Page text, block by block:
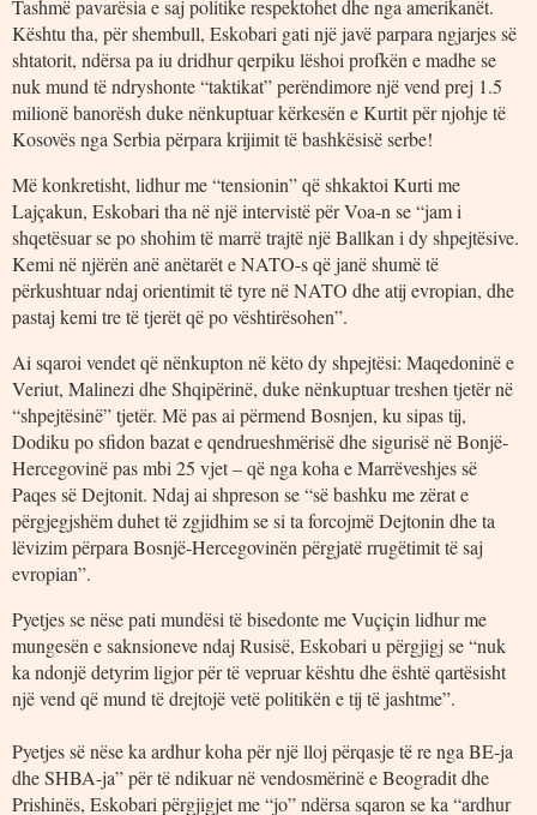
Tashmë pavarësia e saj politike respektohet dhe nga amerikanët.
Kështu tha, për shembull, Eskobari gati një javë parpara ngjarjes së
shtatorit, ndërsa pa iu dridhur qerpiku lëshoi profkën e madhe se
nuk mund të ndryshonte “taktikat” perëndimore një vend prej 1.5
milionë banorësh duke nënkuptuar kërkesën e Kurtit për njohje të
Kosovës nga Serbia përpara krijimit të bashkësisë serbe!
Më konkretisht, lidhur me “tensionin” që shkaktoi Kurti me
Lajçakun, Eskobari tha në një intervistë për Voa-n se “jam i
shqetësuar se po shohim të marrë trajtë një Ballkan i dy shpejtësive.
Kemi në njërën anë anëtarët e NATO-s që janë shumë të
përkushtuar ndaj orientimit të tyre në NATO dhe atij evropian, dhe
pastaj kemi tre të tjerët që po vështirësohen”.
Ai sqaroi vendet që nënkupton në këto dy shpejtësi: Maqedoninë e
Veriut, Malinezi dhe Shqipërinë, duke nënkuptuar treshen tjetër në
“shpejtësinë” tjetër. Më pas ai përmend Bosnjen, ku sipas tij,
Dodiku po sfidon bazat e qendrueshmërisë dhe sigurisë në Bonjë-
Hercegovinë pas mbi 25 vjet – që nga koha e Marrëveshjes së
Paqes së Dejtonit. Ndaj ai shpreson se “së bashku me zërat e
përgjegjshëm duhet të zgjidhim se si ta forcojmë Dejtonin dhe ta
lëvizim përpara Bosnjë-Hercegovinën përgjatë rrugëtimit të saj
evropian”.
Pyetjes se nëse pati mundësi të bisedonte me Vuçiçin lidhur me
mungesën e saknsioneve ndaj Rusisë, Eskobari u përgjigj se “nuk
ka ndonjë detyrim ligjor për të vepruar kështu dhe është qartësisht
një vend që mund të drejtojë vetë politikën e tij të jashtme”.
Pyetjes së nëse ka ardhur koha për një lloj përqasje të re nga BE-ja
dhe SHBA-ja” për të ndikuar në vendosmërinë e Beogradit dhe
Prishinës, Eskobari përgjigjet me “jo” ndërsa sqaron se ka “ardhur